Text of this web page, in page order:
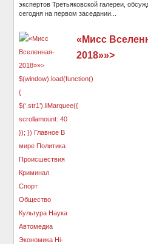
экспертов Третьяковской галереи,
сегодня на первом заседании...
«Мисс
2018»»>